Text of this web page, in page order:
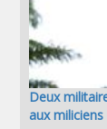
Deux
aux